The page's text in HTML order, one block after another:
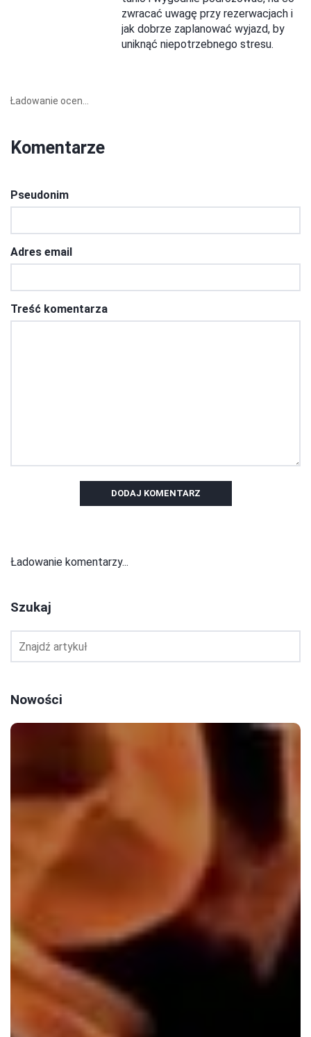
zwracać uwagę przy rezerwacjach i
jak dobrze zaplanować wyjazd, by
uniknąć niepotrzebnego stresu.
Ładowanie ocen...
Komentarze
Pseudonim
Adres email
Treść komentarza
DODAJ KOMENTARZ
Ładowanie komentarzy...
Szukaj
Nowości